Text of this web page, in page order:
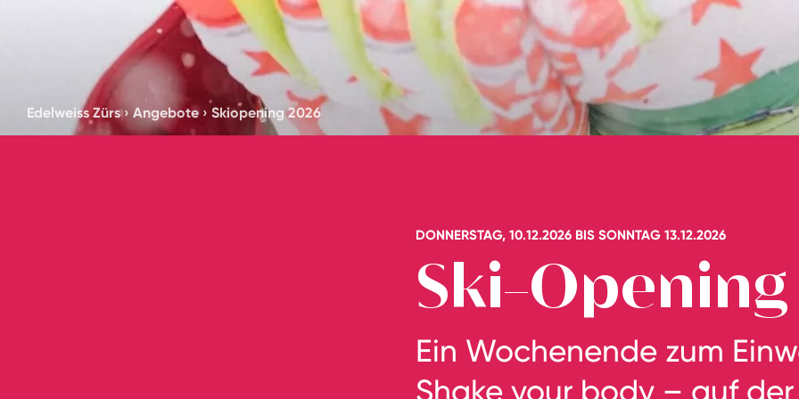
Edelweiss Zürs›Angebote› Skiopening 2026
DONNERSTAG, 10.12.2026 BIS SONNTAG 13.12.2026
Ski-
Ein Wochenende zum
Shake your body – auf